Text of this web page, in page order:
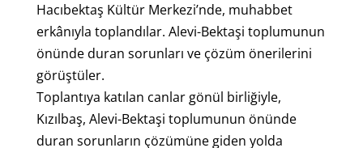
Hacıbektaş Kültür Merkezi’nde, muhabbet
erkânıyla toplandılar. Alevi-Bektaşi toplumunun
önünde duran sorunları ve çözüm önerilerini
görüştüler.
Toplantıya katılan canlar gönül birliğiyle,
Kızılbaş, Alevi-Bektaşi toplumunun önünde
duran sorunların çözümüne giden yolda